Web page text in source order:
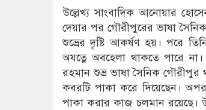
উল্লেখ্য সাংবাদিক আনোয়ার
দেয়ার পর গৌরীপুরের ভাষা
শুভ্রের দৃষ্টি আকর্ষণ হয়। পরে
অযত্নে অবহেলা থাকতে পারে
রহমান শুভ্র ভাষা সৈনিক
কবরটি পাকা করে দিয়েছেন।
পাকা করার কাজ চলমান রয়েছে।